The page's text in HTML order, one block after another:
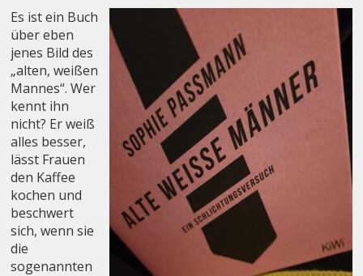
Es ist ein Buch
über eben
jenes Bild des
„alten, weißen
Mannes“. Wer
kennt ihn
nicht? Er weiß
alles besser,
lässt Frauen
den Kaffee
kochen und
beschwert
sich, wenn sie
die
sogenannten